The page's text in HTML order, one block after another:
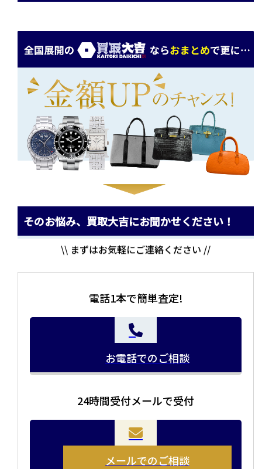
そのお悩み、買取大吉にお聞かせください！
\\ まずはお気軽にご連絡ください //
電話1本で簡単査定!
お電話でのご相談
24時間受付メールで受付
メールでのご相談